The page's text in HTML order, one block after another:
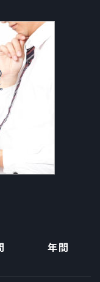
年間